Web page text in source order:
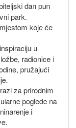
dan pun
park.
koje će
u
radionice i
pružajući
za prirodnim
poglede na
i